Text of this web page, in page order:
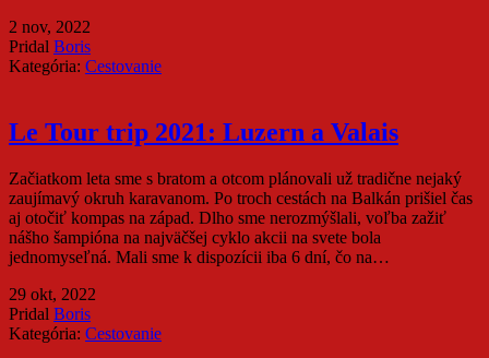
2 nov, 2022
Pridal Boris
Kategória: Cestovanie
Le Tour trip 2021: Luzern a Valais
Začiatkom leta sme s bratom a otcom plánovali už tradične nejaký
zaujímavý okruh karavanom. Po troch cestách na Balkán prišiel čas
aj otočiť kompas na západ. Dlho sme nerozmýšlali, voľba zažiť
nášho šampióna na najväčšej cyklo akcii na svete bola
jednomyseľná. Mali sme k dispozícii iba 6 dní, čo na…
29 okt, 2022
Pridal Boris
Kategória: Cestovanie